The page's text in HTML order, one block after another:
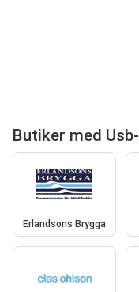
Butiker med
Erlandsons Brygga